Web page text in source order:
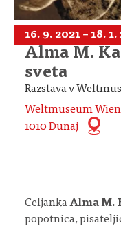
16. 9. 2021 – 18. 1.
Alma M.
sveta
Razstava v
Weltmuseum
1010 Dunaj
CeljankaAlma M.
popotnica,